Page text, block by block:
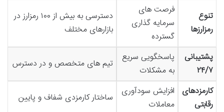
تنوع
رمزارزها
فرصت های
سرمایه گذاری
گسترده
دسترسی به بیش از ۱۰۰ رمزارز در
بازارهای مختلف
پشتیبانی
۲۴/۷
پاسخگویی سریع
به مشکلات
تیم های متخصص و در دسترس
کارمزدهای
رقابتی
افزایش سودآوری
معاملات
ساختار کارمزدی شفاف و پایین